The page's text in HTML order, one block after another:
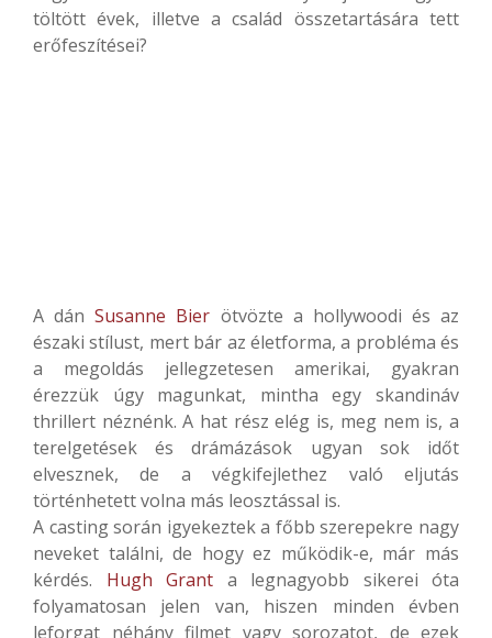
töltött évek, illetve a család összetartására tett
erőfeszítései?
A dánSusanne Bier ötvözte a hollywoodi és az
északi stílust, mert bár az életforma, a probléma és
a megoldás jellegzetesen amerikai, gyakran
érezzük úgy magunkat, mintha egy skandináv
thrillert néznénk. A hat rész elég is, meg nem is, a
terelgetések és drámázások ugyan sok időt
elvesznek, de a végkifejlethez való eljutás
történhetett volna más leosztással is.
A casting során igyekeztek a főbb szerepekre nagy
neveket találni, de hogy ez működik-e, már más
kérdés. Hugh Grant a legnagyobb sikerei óta
folyamatosan jelen van, hiszen minden évben
leforgat néhány filmet vagy sorozatot, de ezek